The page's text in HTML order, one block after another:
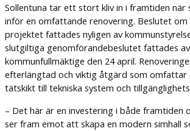
Sollentuna tar ett stort kliv in i framtiden när
inför en omfattande renovering. Beslutet om
projektet fattades nyligen av
slutgiltiga genomförandebeslutet fattades av
kommunfullmäktige den 24 april.
efterlängtad och viktig åtgärd som omfattar
tätskikt till tekniska system och
– Det här är en investering i både framtiden
ser fram emot att skapa en modern simhall